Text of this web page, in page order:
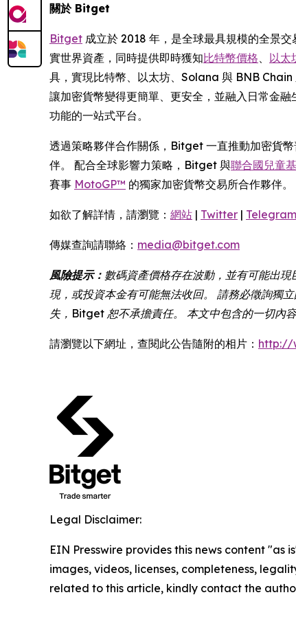
關於 Bitget
Bitget 成立於 2018 年，是全球最具規模的全景
實世界資產，同時提供即時獲知比特幣價格 以太
具，實現比特幣、以太坊、Solana 與 BNB Chain
讓加密貨幣變得更簡單、更安全，並融入日常金
功能的一站式平台。
透過策略夥伴合作關係，Bitget 一直推動加密貨
伴。 配合全球影響力策略，Bitget 與聯合國兒童
賽事 MotoGP™ 的獨家加密貨幣交易所合作夥伴。
如欲了解詳情，請瀏覽： 網站 | Twitter | Telegram
傳媒查詢請聯絡： media@bitget.com
風險提示： 數碼資產價格存在波動，並有可能出
現，或投資本金有可能無法收回。 請務必徵詢獨
失，Bitget 恕不承擔責任。 本文中包含的一切內
請瀏覽以下網址，查閱此公告隨附的相片： http://
Legal Disclaimer:
EIN Presswire provides this news content
images, videos, licenses, completeness,
related to this article, kindly contact the